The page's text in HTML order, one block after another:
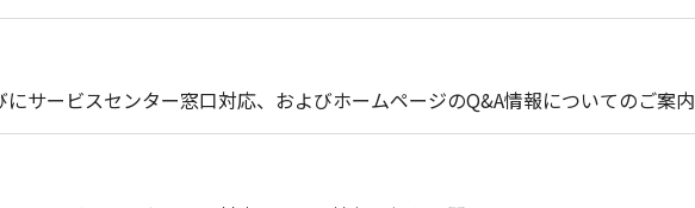
サービスセンター窓口対応、およびホームページのQ&A情報についてのご案内